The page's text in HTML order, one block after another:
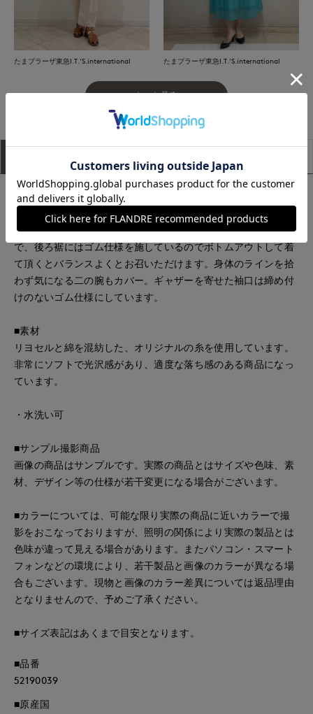
たまプラーザ東急I.T.'S.international たまプラーザ東急I.T.'S.international
もっと見る
■デザイン
光沢感のあるきれいな表面感が特徴のテンセルコットン素材を
使用したプルオーバー。ネックは開き過ぎないボートネック
で、後ろ裾にはゴム仕様を施しているのでボトムアウトして着
て頂くとバランスよくとお召いただけます。身体のラインを拾
わず気になる二の腕もカバー。ギャザーを寄せた袖口は締め付
けのないゴム仕様にしています。
■素材
リヨセルと綿を混紡した、オリジナルの糸を使用しています。
非常にソフトで光沢感があり、適度な落ち感のある商品になっ
ています。
・水洗い可
■サンプル撮影商品
画像の商品はサンプルです。実際の商品とはサイズや色味、素
材、デザイン等の仕様が若干変更になる場合がございます。
■カラーについては、可能な限り実際の商品に近いカラーで撮
影をおこなっておりますが、照明の関係により実際の製品とは
色味が違って見える場合があります。またパソコン・スマート
フォンなどの環境により、若干製品と画像のカラーが異なる場
合もございます。現物と画像のカラー差異については返品理由
となりませんので、予めご了承ください。
■サイズ表記はあくまで目安となります。
■品番
52190039
■原産国